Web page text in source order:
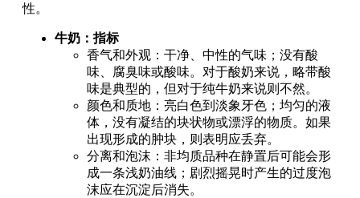
性。
牛奶：指标
香气和外观：干净、中性的气味；没有酸
味、腐臭味或酸味。对于酸奶来说，略带酸
味是典型的，但对于纯牛奶来说则不然。
颜色和质地：亮白色到淡象牙色；均匀的液
体，没有凝结的块状物或漂浮的物质。如果
出现形成的肿块，则表明应丢弃。
分离和泡沫：非均质品种在静置后可能会形
成一条浅奶油线；剧烈摇晃时产生的过度泡
沫应在沉淀后消失。